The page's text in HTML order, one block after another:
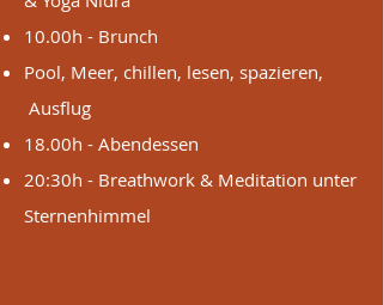
10.00h - Brunch
Pool, Meer, chillen, lesen, spazieren,
Ausflug
18.00h - Abendessen
20:30h - Breathwork & Meditation unter
Sternenhimmel​​​​